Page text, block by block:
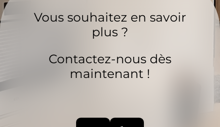
Vous souhaitez en savoir
plus ?
Contactez-nous dès
maintenant !